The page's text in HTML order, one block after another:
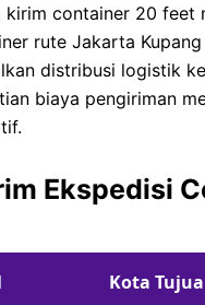
kirim container 20 feet
rute Jakarta
distribusi logistik
biaya pengiriman
Ekspedisi
Kota